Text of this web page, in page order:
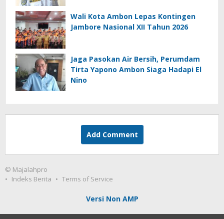
Wali Kota Ambon Lepas Kontingen
Jambore Nasional XII Tahun 2026
Jaga Pasokan Air Bersih, Perumdam
Tirta Yapono Ambon Siaga Hadapi El
Nino
Add Comment
© Majalahpro
Indeks Berita
Terms of Service
Versi Non AMP